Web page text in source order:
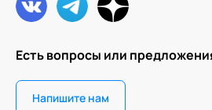
Есть вопросы или
Напишите нам